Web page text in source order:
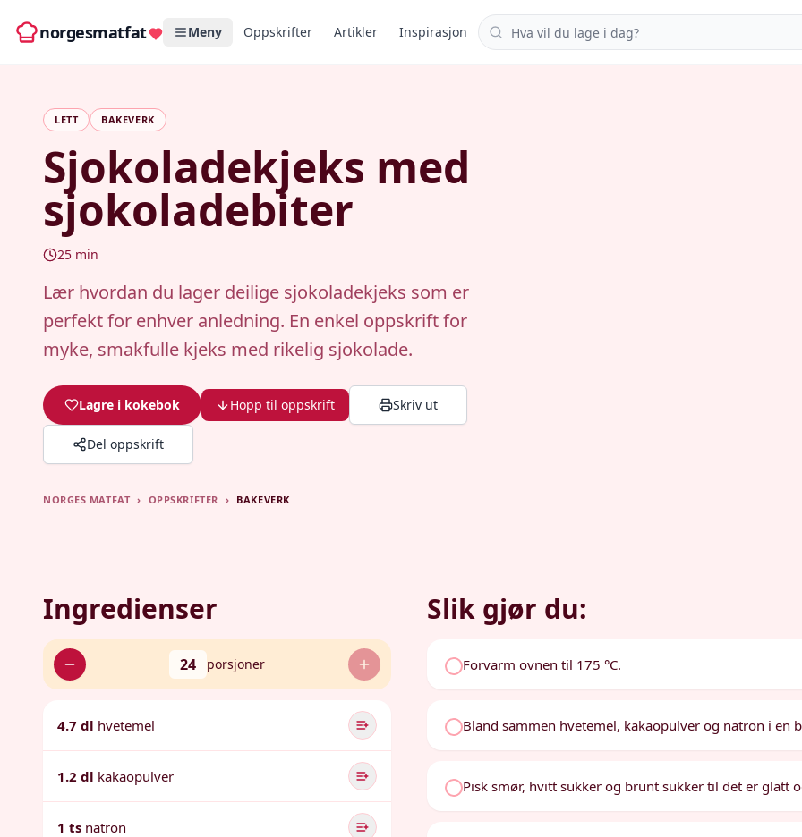
norgesmatfat Meny Oppskrifter Artikler Inspirasjon Søk i oppskrifter
LETT BAKEVERK
Sjokoladekjeks med
sjokoladebiter
25 min
Lær hvordan du lager deilige sjokoladekjeks som er
perfekt for enhver anledning. En enkel oppskrift for
myke, smakfulle kjeks med rikelig sjokolade.
Lagre i kokebok Hopp til oppskrift Skriv ut
Del oppskrift
NORGES MATFAT › OPPSKRIFTER › BAKEVERK
Ingredienser
24 porsjoner
4.7 dl hvetemel
1.2 dl kakaopulver
1 ts natron
Slik gjør du:
Forvarm ovnen til 175 °C.
Bland sammen hvetemel, kakaopulver og natron i en
Pisk smør, hvitt sukker og brunt sukker til det er glatt